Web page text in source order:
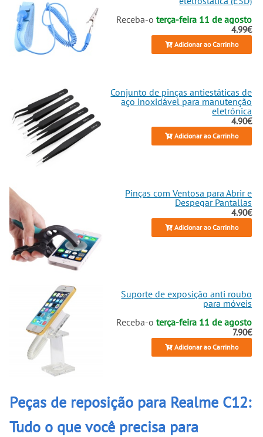
Receba-oterça-feira 11 de agosto
4.99€
Adicionar ao Carrinho
Conjunto de pinças antiestáticas de
aço inoxidável para manutenção
eletrónica
4.90€
Adicionar ao Carrinho
Pinças com Ventosa para Abrir e
Despegar Pantallas
4.90€
Adicionar ao Carrinho
Suporte de exposição anti roubo
para móveis
Receba-oterça-feira 11 de agosto
7.90€
Adicionar ao Carrinho
Peças de reposição para Realme C12:
Tudo o que você precisa para